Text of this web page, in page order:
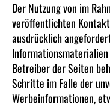
Der Nutzung von im
veröffentlichten
ausdrücklich
Betreiber der Seiten
Schritte im Falle der
Werbeinformationen,